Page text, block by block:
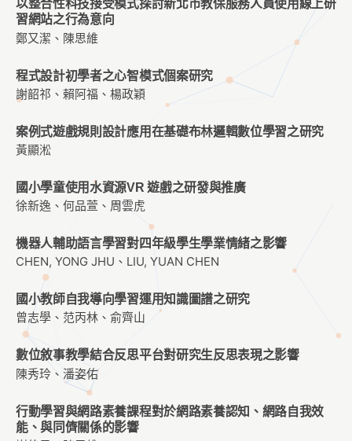
以整合性科技接受模式探討新北市教保服務人員使用線上研
習網站之行為意向
鄭又潔、陳思維
程式設計初學者之心智模式個案研究
謝韶祁、賴阿福、楊政穎
案例式遊戲規則設計應用在基礎布林邏輯數位學習之研究
黃顯淞
國小學童使用水資源VR 遊戲之研發與推廣
徐新逸、何品萱、周雲虎
機器人輔助語言學習對四年級學生學業情緒之影響
CHEN, YONG JHU、LIU, YUAN CHEN
國小教師自我導向學習運用知識圖譜之研究
曾志學、范丙林、俞齊山
數位敘事教學結合反思平台對研究生反思表現之影響
陳秀玲、潘姿佑
行動學習與網路素養課程對於網路素養認知、網路自我效
能、與同儕關係的影響